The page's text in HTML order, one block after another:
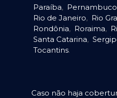
Paraíba, Pernambuco
Rio de Janeiro, Rio
Rondônia, Roraima,
Santa Catarina,
Tocantins.
Caso não haja